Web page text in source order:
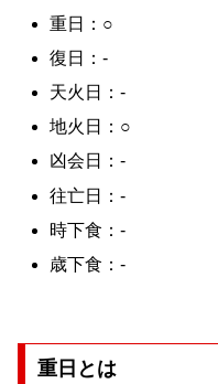
重日：○
復日：-
天火日：-
地火日：○
凶会日：-
往亡日：-
時下食：-
歳下食：-
重日とは